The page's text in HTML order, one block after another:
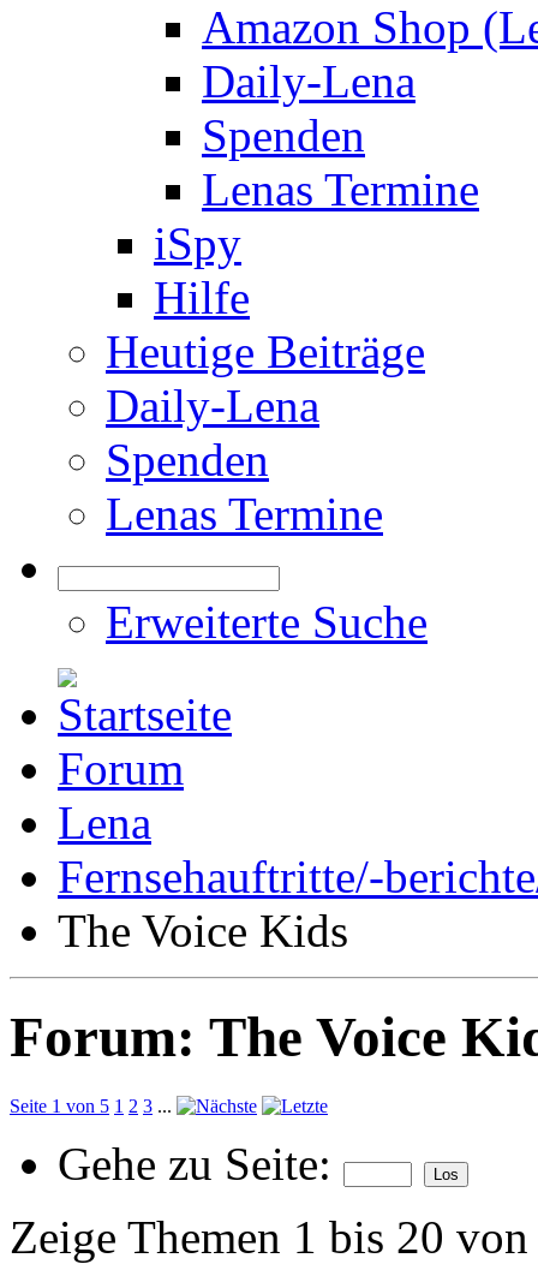
Amazon Shop
Daily-Lena
Spenden
Lenas Termine
iSpy
Hilfe
Heutige Beiträge
Daily-Lena
Spenden
Lenas Termine
Erweiterte Suche
Forum
Lena
Fernsehauftritte/-
The Voice Kids
Forum: The Voice
Seite 1 von 5 1 2 3 ...
Gehe zu Seite:
Zeige Themen 1 bis 20